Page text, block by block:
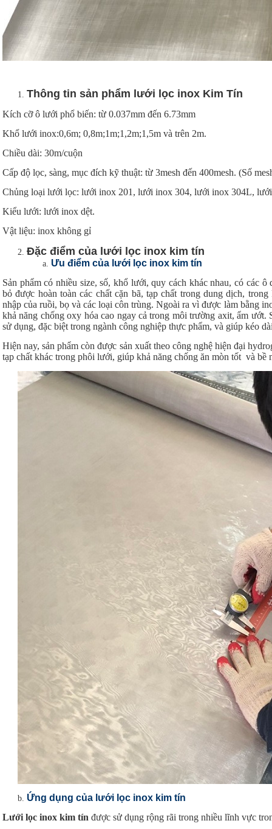
Thông tin sản phẩm lưới lọc inox Kim Tín
Kích cỡ ô lưới phổ biến: từ 0.037mm đến 6.73mm
Khổ lưới inox:0,6m; 0,8m;1m;1,2m;1,5m và trên 2m.
Chiều dài: 30m/cuộn
Cấp độ lọc, sàng, mục đích kỹ thuật: từ 3mesh đến 400mesh. (Số
Chủng loại lưới lọc: lưới inox 201, lưới inox 304, lưới inox 304L,
Kiểu lưới: lưới inox dệt.
Vật liệu: inox không gỉ
Đặc điểm của lưới lọc inox kim tín
Ưu điểm của lưới lọc inox kim tín
Sản phẩm có nhiều size, số, khổ lưới, quy cách khác nhau, có các
bỏ được hoàn toàn các chất cặn bã, tạp chất trong dung dịch,
nhập của ruồi, bọ và các loại côn trùng. Ngoài ra vì được làm bằng
khả năng chống oxy hóa cao ngay cả trong môi trường axit, ẩm ướt.
sử dụng, đặc biệt trong ngành công nghiệp thực phẩm, và giúp kéo
Hiện nay, sản phẩm còn được sản xuất theo công nghệ hiện đại
tạp chất khác trong phôi lưới, giúp khả năng chống ăn mòn tốt và bề
Ứng dụng của lưới lọc inox kim tín
Lưới lọc inox kim tín được sử dụng rộng rãi trong nhiều lĩnh vực